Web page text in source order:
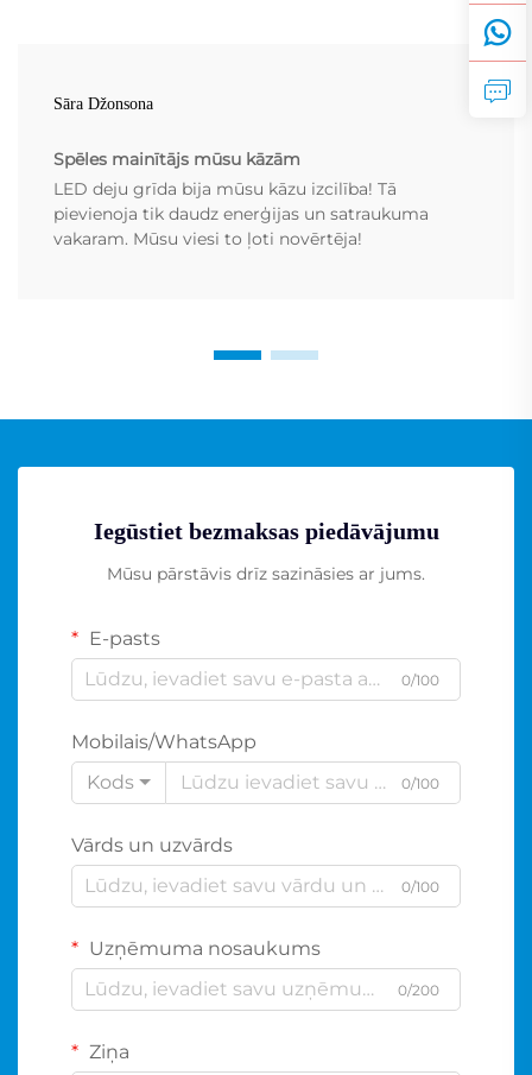
Sāra Džonsona
Spēles mainītājs mūsu kāzām
LED deju grīda bija mūsu kāzu izcilība! Tā
pievienoja tik daudz enerģijas un satraukuma
vakaram. Mūsu viesi to ļoti novērtēja!
Iegūstiet bezmaksas piedāvājumu
Mūsu pārstāvis drīz sazināsies ar jums.
E-pasts
0/100
Mobilais/WhatsApp
Kods
0/100
Vārds un uzvārds
0/100
Uzņēmuma nosaukums
0/200
Ziņa